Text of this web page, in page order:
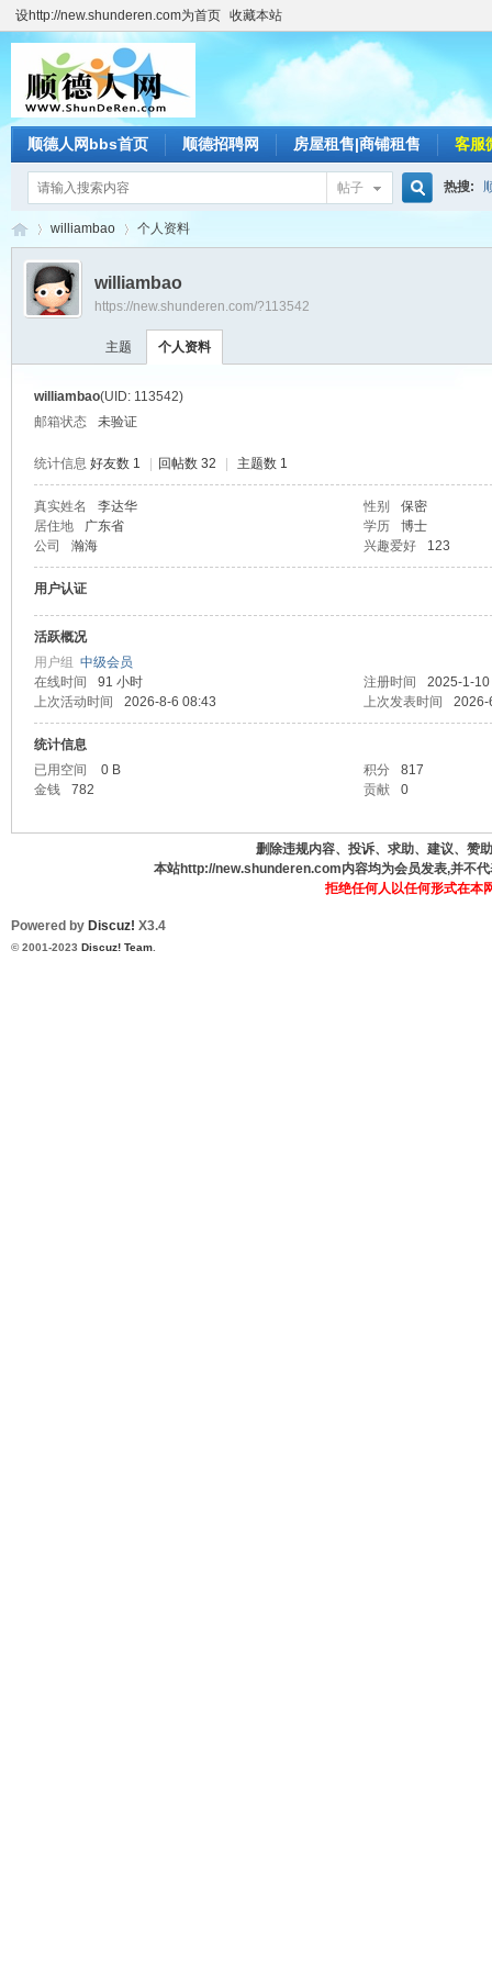
设http://new.shunderen.com为首页 收藏本站
顺德人网bbs首页 顺德招聘网 房屋租售|商铺租售 客服
帖子 热搜:
›
williambao 个人资料
williambao
https://new.shunderen.com/?113542
主题 个人资料
williambao(UID: 113542)
邮箱状态
未验证
统计信息 好友数 1 回帖数 32 主题数 1
真实姓名 李达华 性别
保密
居住地
广东省 学历
博士
公司
瀚海 兴趣爱好 123
用户认证
活跃概况
用户组 中级会员
在线时间
91 小时 注册时间
2025-1-
上次活动时间
2026-8-6 08:43 上次发表时间 2026-
统计信息
已用空间
0 B 积分
817
金钱
782 贡献 0
删除违规内容、投诉、求助、建议、赞
本站http://new.shunderen.com内容均为会员发表,并不
拒绝任何人以任何形式在本
Powered by Discuz! X3.4
© 2001-2023 Discuz! Team